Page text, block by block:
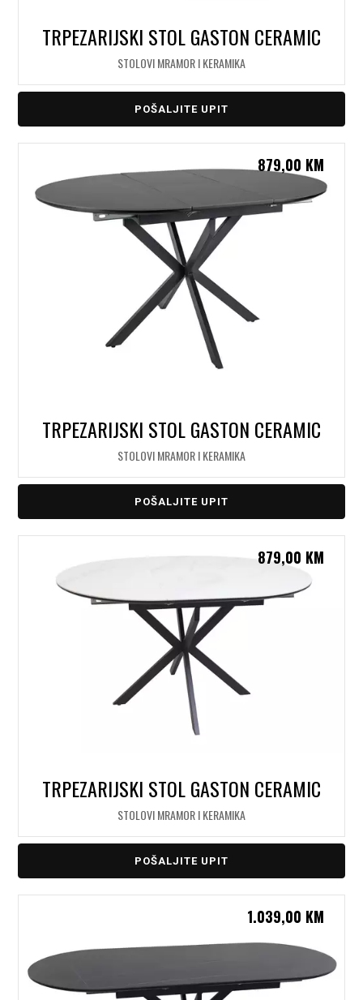
TRPEZARIJSKI STOL GASTON CERAMIC
STOLOVI MRAMOR I KERAMIKA
POŠALJITE UPIT
TRPEZARIJSKI STOL GASTON CERAMIC
STOLOVI MRAMOR I KERAMIKA
879,00 KM
POŠALJITE UPIT
TRPEZARIJSKI STOL GASTON CERAMIC
STOLOVI MRAMOR I KERAMIKA
879,00 KM
POŠALJITE UPIT
1.039,00 KM